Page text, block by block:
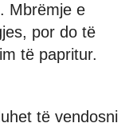
Mbrëmje e
por do të
të papritur.
të vendosni